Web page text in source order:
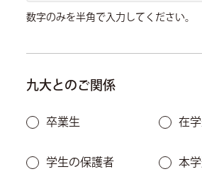
数字のみを半角で入力してください。
九大とのご関係
卒業生 在
学生の保護者 本